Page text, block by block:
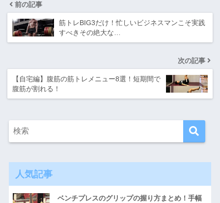
前の記事
筋トレBIG3だけ！忙しいビジネスマンこそ実践
すべきその絶大な…
次の記事
【自宅編】腹筋の筋トレメニュー8選！短期間で
腹筋が割れる！
人気記事
ベンチプレスのグリップの握り方まとめ！手幅